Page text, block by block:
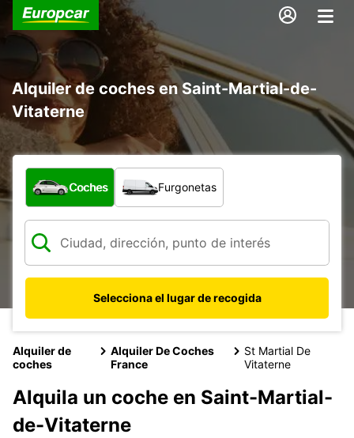
Alquiler de coches en Saint-Martial-de-
Vitaterne
¿Qué tipo de vehículo?
Coches Furgonetas
Selecciona el lugar de recogida
Alquiler de
coches
Alquiler De Coches
France
St Martial De
Vitaterne
Alquila un coche en Saint-Martial-
de-Vitaterne